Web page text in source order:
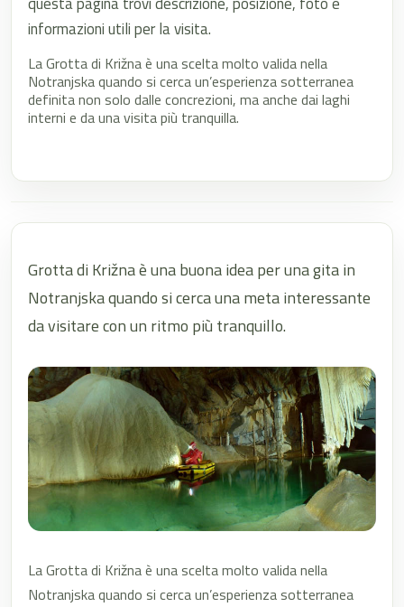
informazioni utili per la visita.
La Grotta di Križna è una scelta molto valida nella
Notranjska quando si cerca un’esperienza sotterranea
definita non solo dalle concrezioni, ma anche dai laghi
interni e da una visita più tranquilla.
Grotta di Križna è una buona idea per una gita in
Notranjska quando si cerca una meta interessante
da visitare con un ritmo più tranquillo.
La Grotta di Križna è una scelta molto valida nella
Notranjska quando si cerca un’esperienza sotterranea